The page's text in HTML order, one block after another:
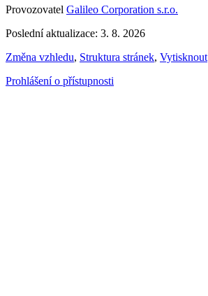
Provozovatel Galileo Corporation s.r.o.
Poslední aktualizace: 3. 8. 2026
Změna vzhledu, Struktura stránek, Vytisknout
Prohlášení o přístupnosti